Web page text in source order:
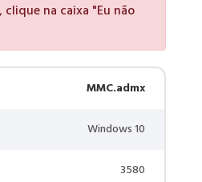
na caixa "Eu não
MMC.admx
Windows 10
3580